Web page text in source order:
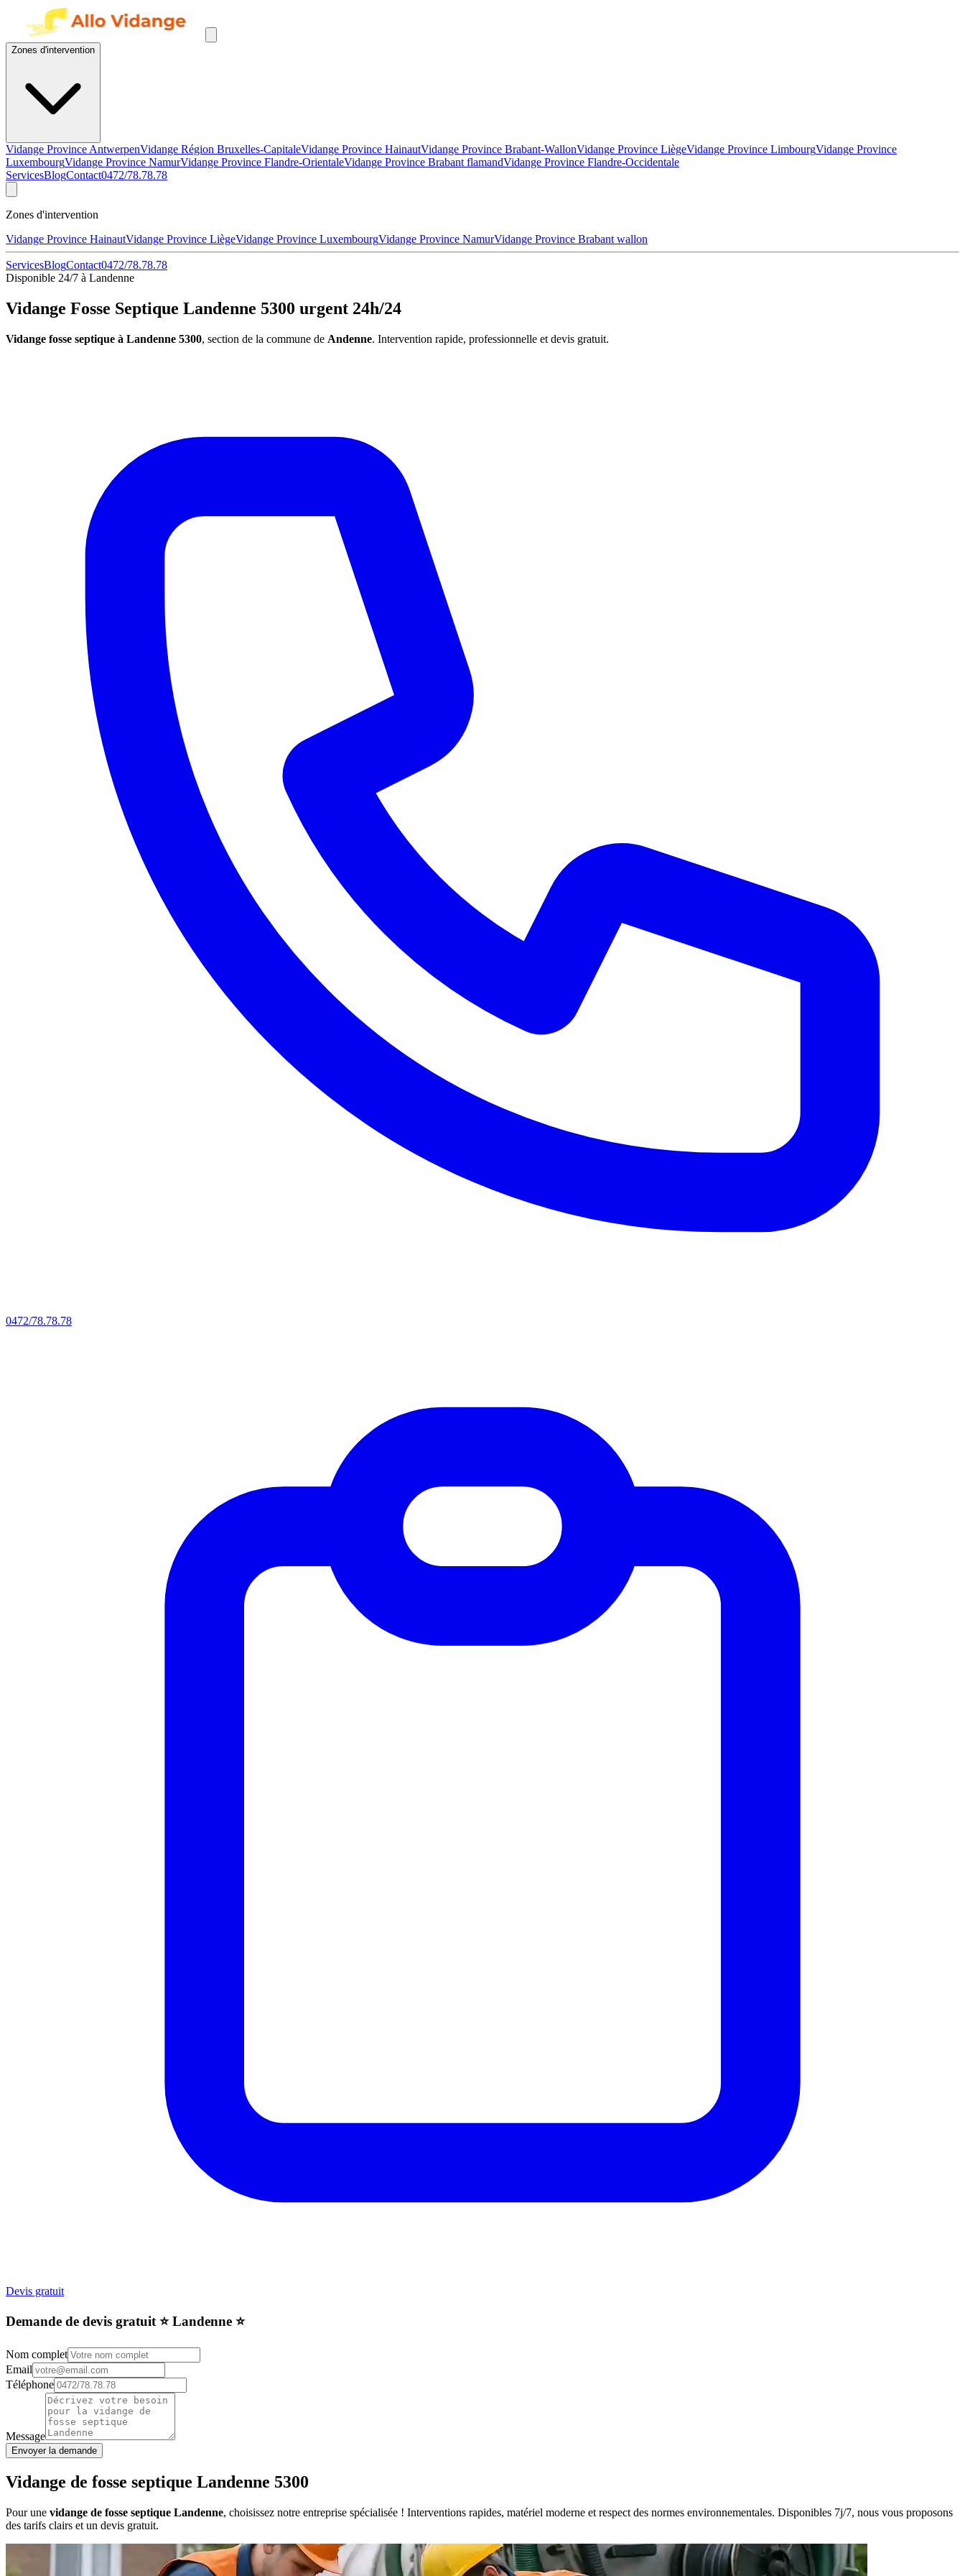
Zones d'intervention
Vidange Province AntwerpenVidange Région Bruxelles-CapitaleVidange Province HainautVidange Province Brabant-WallonVidange Province LiègeVidange Province LimbourgVidange Province
LuxembourgVidange Province NamurVidange Province Flandre-OrientaleVidange Province Brabant flamandVidange Province Flandre-Occidentale
ServicesBlogContact0472/78.78.78
Zones d'intervention
Vidange Province HainautVidange Province LiègeVidange Province LuxembourgVidange Province NamurVidange Province Brabant wallon
ServicesBlogContact0472/78.78.78
Disponible 24/7 à Landenne
Vidange Fosse Septique Landenne 5300 urgent 24h/24
Vidange fosse septique à Landenne 5300, section de la commune de Andenne. Intervention rapide, professionnelle et devis gratuit.
0472/78.78.78
Devis gratuit
Demande de devis gratuit ⭐️ Landenne ⭐️
Nom complet
Email
Téléphone
Message
Envoyer la demande
Vidange de fosse septique Landenne 5300
Pour une vidange de fosse septique Landenne, choisissez notre entreprise spécialisée ! Interventions rapides, matériel moderne et respect des normes environnementales. Disponibles 7j/7, nous vous proposons
des tarifs clairs et un devis gratuit.